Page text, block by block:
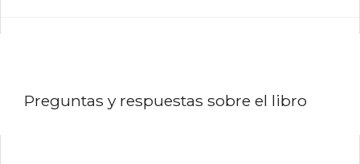
Preguntas y respuestas sobre el libro